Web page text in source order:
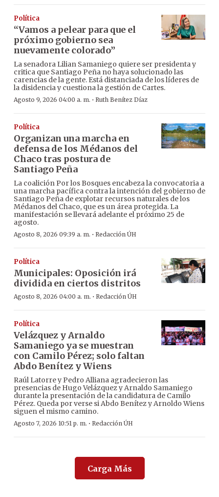
Política
“Vamos a pelear para que el
próximo gobierno sea
nuevamente colorado”
La senadora Lilian Samaniego quiere ser presidenta y
critica que Santiago Peña no haya solucionado las
carencias de la gente. Está distanciada de los líderes de
la disidencia y cuestiona la gestión de Cartes.
Agosto 9, 2026 04:00 a. m. · Ruth Benítez Díaz
Política
Organizan una marcha en
defensa de los Médanos del
Chaco tras postura de
Santiago Peña
La coalición Por los Bosques encabeza la convocatoria a
una marcha pacífica contra la intención del gobierno de
Santiago Peña de explotar recursos naturales de los
Médanos del Chaco, que es un área protegida. La
manifestación se llevará adelante el próximo 25 de
agosto.
Agosto 8, 2026 09:39 a. m. · Redacción ÚH
Política
Municipales: Oposición irá
dividida en ciertos distritos
Agosto 8, 2026 04:00 a. m. · Redacción ÚH
Política
Velázquez y Arnaldo
Samaniego ya se muestran
con Camilo Pérez; solo faltan
Abdo Benítez y Wiens
Raúl Latorre y Pedro Alliana agradecieron las
presencias de Hugo Velázquez y Arnaldo Samaniego
durante la presentación de la candidatura de Camilo
Pérez. Queda por verse si Abdo Benítez y Arnoldo Wiens
siguen el mismo camino.
Agosto 7, 2026 10:51 p. m. · Redacción ÚH
Carga Más